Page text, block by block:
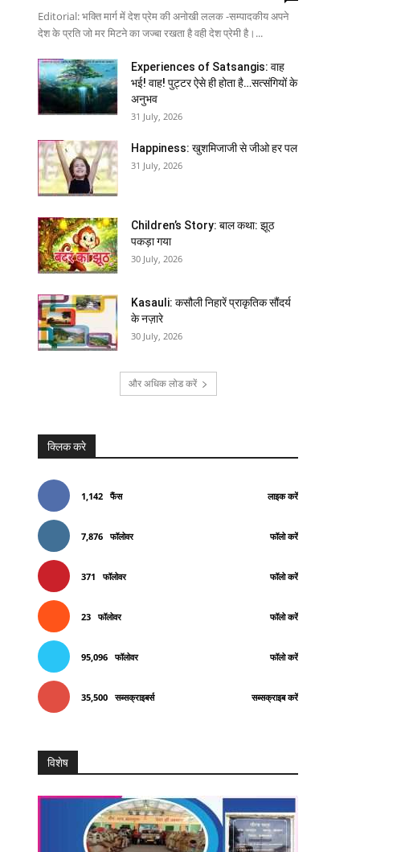
Editorial: भक्ति मार्ग में देश प्रेम की अनोखी ललक -सम्पादकीय अपने
देश के प्रति जो मर मिटने का जज्बा रखता है वही देश प्रेमी है।...
Experiences of Satsangis: वाह
भई! वाह! पुट्टर ऐसे ही होता है…सत्संगियों के
अनुभव
31 July, 2026
Happiness: खुशमिजाजी से जीओ हर पल
31 July, 2026
Children’s Story: बाल कथा: झूठ
पकड़ा गया
30 July, 2026
Kasauli: कसौली निहारें प्राकृतिक सौंदर्य
के नज़ारे
30 July, 2026
और अधिक लोड करें
क्लिक करे
1,142 फैंस लाइक करें
7,876 फॉलोवर फॉलो करें
371 फॉलोवर फॉलो करें
23 फॉलोवर फॉलो करें
95,096 फॉलोवर फॉलो करें
35,500 सब्सक्राइबर्स सब्सक्राइब करें
विशेष